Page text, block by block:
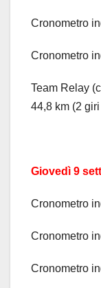
Cronometro
Cronometro
Team Relay
44,8 km (2
Giovedì 9
Cronometro
Cronometro
Cronometro